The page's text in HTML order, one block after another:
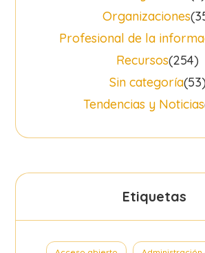
Organizaciones
Profesional de la
Recursos(254)
Sin categoría(53)
Tendencias y Noticias
Etiquetas